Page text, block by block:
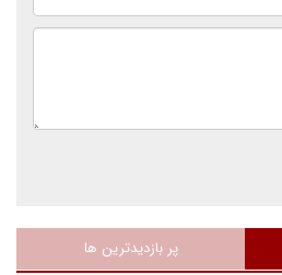
پر بازدیدترین ها